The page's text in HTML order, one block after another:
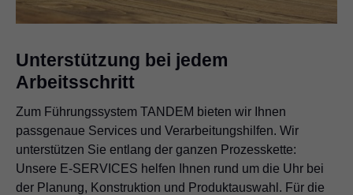
Unterstützung bei jedem
Arbeitsschritt
Zum Führungssystem TANDEM bieten wir Ihnen
passgenaue Services und Verarbeitungshilfen. Wir
unterstützen Sie entlang der ganzen Prozesskette:
Unsere E-SERVICES helfen Ihnen rund um die Uhr bei
der Planung, Konstruktion und Produktauswahl. Für die